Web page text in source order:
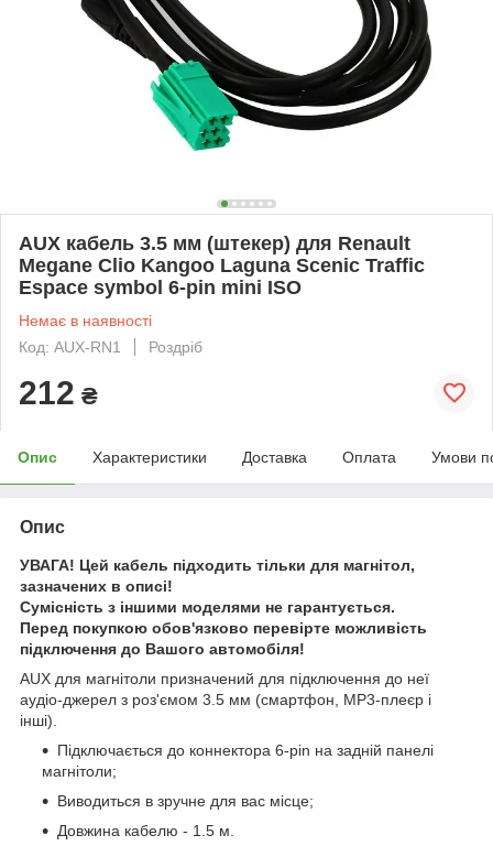
AUX кабель 3.5 мм (штекер) для Renault
Megane Clio Kangoo Laguna Scenic Traffic
Espace symbol 6-pin mini ISO
Немає в наявності
Код: AUX-RN1
Роздріб
212 ₴
Опис Характеристики Доставка Оплата Умови
Опис
УВАГА! Цей кабель підходить тільки для магнітол,
зазначених в описі!
Сумісність з іншими моделями не гарантується.
Перед покупкою обов'язково перевірте можливість
підключення до Вашого автомобіля!
AUX для магнітоли призначений для підключення до неї
аудіо-джерел з роз'ємом 3.5 мм (смартфон, МР3-плеєр і
інші).
Підключається до коннектора 6-pin на задній панелі
магнітоли;
Виводиться в зручне для вас місце;
Довжина кабелю - 1.5 м.